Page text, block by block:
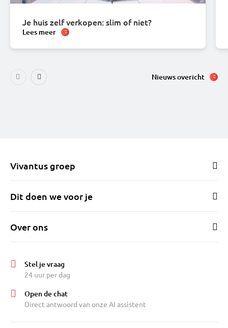
Je huis zelf verkopen: slim of niet?
Lees meer
Nieuws overicht
Vivantus groep
Dit doen we voor je
Over ons
Stel je vraag
24 uur per dag
Open de chat
Direct antwoord van onze AI assistent